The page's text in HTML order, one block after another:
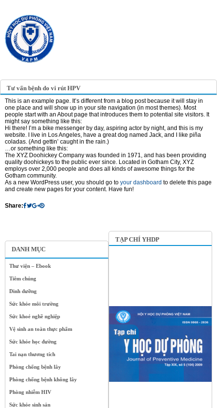
Tư vấn bệnh do vi rút HPV
DANH MỤC
Thư viện – Ebook
Tiêm chủng
Dinh dưỡng
Sức khỏe môi trường
Sức khoẻ nghề nghiệp
Vệ sinh an toàn thực phẩm
Sức khỏe học đường
Tai nạn thương tích
Phòng chống bệnh lây
Phòng chống bệnh không lây
Phòng nhiễm HIV
Sức khỏe sinh sản
This is an example page. It’s different from a blog post because it will stay in
one place and will show up in your site navigation (in most themes). Most
people start with an About page that introduces them to potential site visitors. It
might say something like this:
Hi there! I’m a bike messenger by day, aspiring actor by night, and this is my
website. I live in Los Angeles, have a great dog named Jack, and I like piña
coladas. (And gettin’ caught in the rain.)
…or something like this:
The XYZ Doohickey Company was founded in 1971, and has been providing
quality doohickeys to the public ever since. Located in Gotham City, XYZ
employs over 2,000 people and does all kinds of awesome things for the
Gotham community.
As a new WordPress user, you should go to your dashboard to delete this page
and create new pages for your content. Have fun!
Share:
TẠP CHÍ YHDP